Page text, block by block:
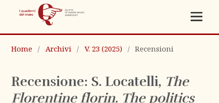
Home / Archivi / V. 23 (2025) / Recensioni
Recensione: S. Locatelli, The
Florentine florin. The politics